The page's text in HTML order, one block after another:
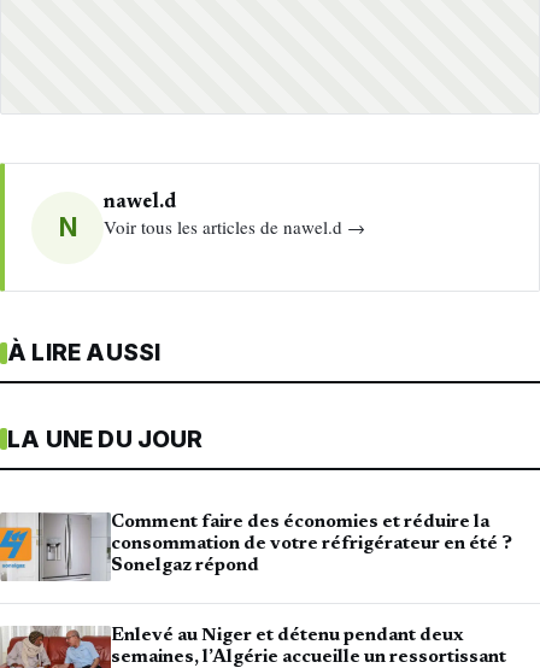
N
nawel.d
Voir tous les articles de nawel.d →
À LIRE AUSSI
LA UNE DU JOUR
Comment faire des économies et réduire la
consommation de votre réfrigérateur en été ?
Sonelgaz répond
Enlevé au Niger et détenu pendant deux
semaines, l’Algérie accueille un ressortissant